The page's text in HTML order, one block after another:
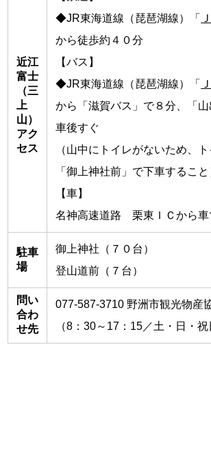
近江
富士
（三
上
山）
アク
セス
◆JR東海道線（琵琶湖線）「
から徒歩約４０分
【バス】
◆JR東海道線（琵琶湖線）「
から「滋賀バス」で８分、「
車後すぐ
（山中にトイレがないため、
「御上神社前」で下車すること
【車】
名神高速道路 栗東ＩＣから車
駐車
場
御上神社（７０台）
登山道前（７台）
問い
合わ
せ先
077-587-3710 野洲市観光物産
（8：30～17：15／土・日・祝